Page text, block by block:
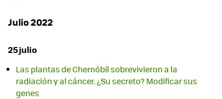
Julio 2022
25 julio
Las plantas de Chernóbil sobrevivieron a la
radiación y al cáncer. ¿Su secreto? Modificar sus
genes